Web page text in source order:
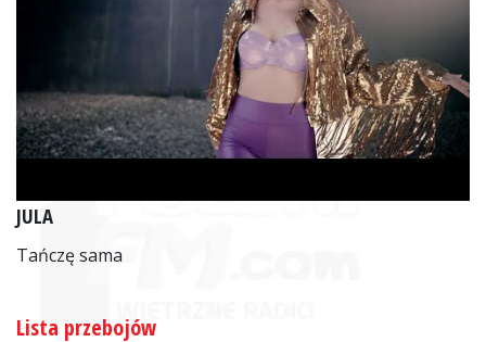
JULA
Tańczę sama
Lista przebojów